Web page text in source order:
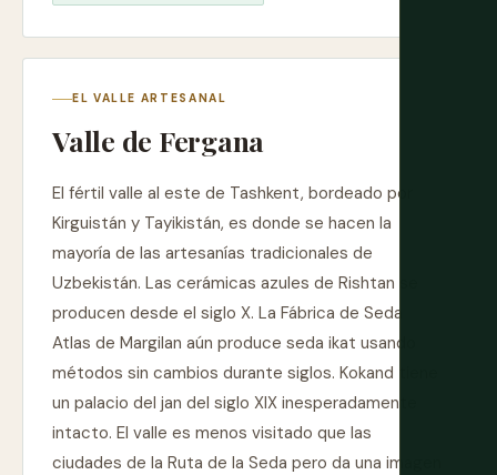
EL VALLE ARTESANAL
Valle de Fergana
El fértil valle al este de Tashkent, bordeado por
Kirguistán y Tayikistán, es donde se hacen la
mayoría de las artesanías tradicionales de
Uzbekistán. Las cerámicas azules de Rishtan se
producen desde el siglo X. La Fábrica de Seda
Atlas de Margilan aún produce seda ikat usando
métodos sin cambios durante siglos. Kokand tiene
un palacio del jan del siglo XIX inesperadamente
intacto. El valle es menos visitado que las
ciudades de la Ruta de la Seda pero da una imagen